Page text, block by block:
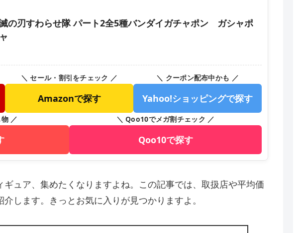
滅の刃すわらせ隊 パート2全5種バンダイガチャポン ガシャポ
＼ セール・割引をチェック ／
Amazonで探す
＼ クーポン配布中かも ／
Yahoo!ショッピングで探す
／ ＼ Qoo10でメガ割チェック ／
Qoo10で探す
ギュア、集めたくなりますよね。この記事では、取扱店や平均価
します。きっとお気に入りが見つかりますよ。